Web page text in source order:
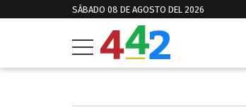
SÁBADO 08 DE AGOSTO DEL 2026